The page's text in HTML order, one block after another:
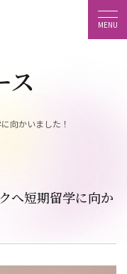
ス
向かいました！
へ短期留学に向か